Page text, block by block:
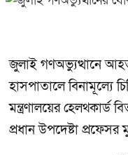
জুলাই গণঅভ্যুত্থানে
হাসপাতালে বিনামূল্যে
মন্ত্রণালয়ের হেলথকার্ড
প্রধান উপদেষ্টা